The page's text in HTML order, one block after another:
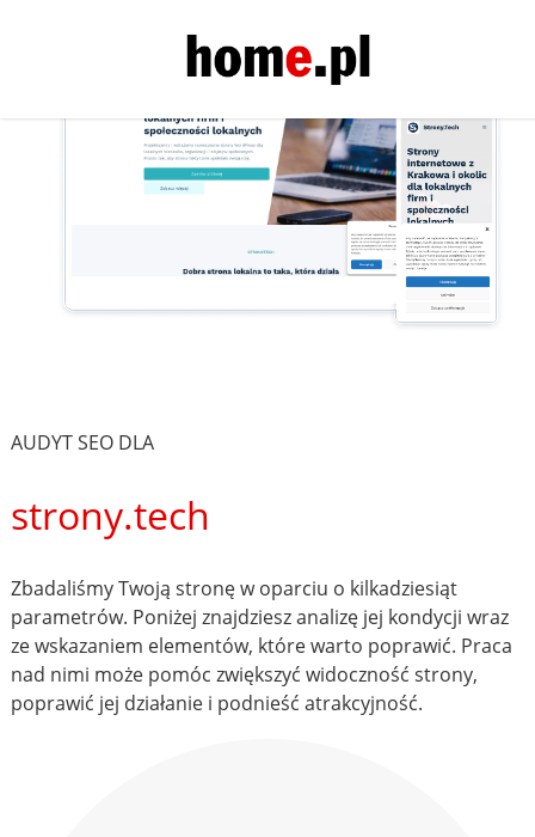
AUDYT SEO DLA
strony.tech
Zbadaliśmy Twoją stronę w oparciu o kilkadziesiąt
parametrów. Poniżej znajdziesz analizę jej kondycji wraz
ze wskazaniem elementów, które warto poprawić. Praca
nad nimi może pomóc zwiększyć widoczność strony,
poprawić jej działanie i podnieść atrakcyjność.